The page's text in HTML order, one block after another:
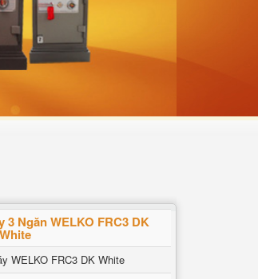
3 Ngăn WELKO FRC3 DK
White
WELKO FRC3 DK White